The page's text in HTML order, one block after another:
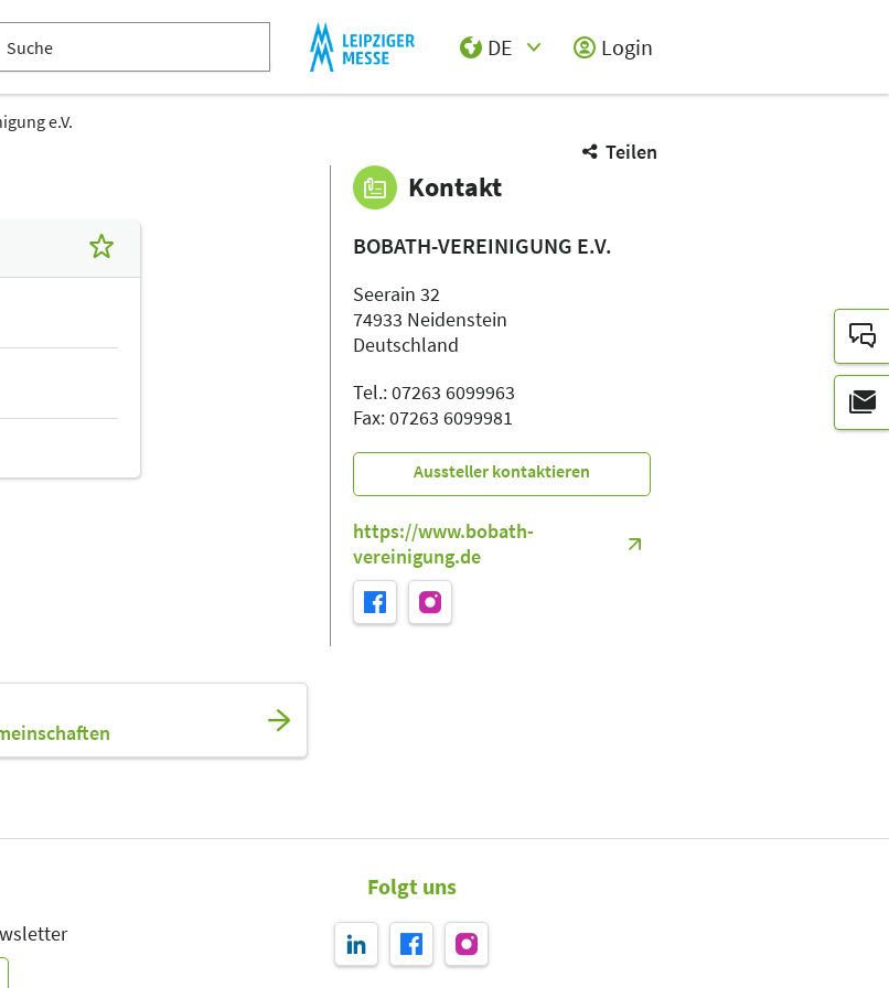
DE
Login
e.V.
Teilen
Kontakt
BOBATH-VEREINIGUNG E.V.
Seerain 32
74933 Neidenstein
Deutschland
Tel.: 07263 6099963
Fax: 07263 6099981
Aussteller kontaktieren
https://www.bobath-
vereinigung.de
Folgt uns